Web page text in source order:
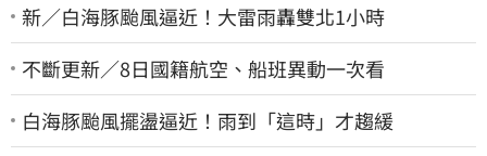
新／白海豚颱風逼近！大雷雨轟雙北1小時
不斷更新／8日國籍航空、船班異動一次看
白海豚颱風擺盪逼近！雨到「這時」才趨緩